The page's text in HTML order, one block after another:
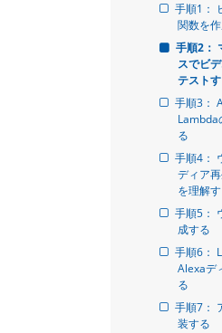
手順1：
関数を
手順2：
スでビ
テスト
手順3：
Lambda
る
手順4：
ディア
を理解
手順5：
成する
手順6：
Alexaデ
る
手順7：
装する